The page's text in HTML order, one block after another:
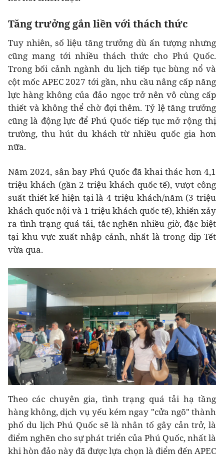
Tăng trưởng gắn liền với thách thức
Tuy nhiên, số liệu tăng trưởng dù ấn tượng nhưng
cũng mang tới nhiều thách thức cho Phú Quốc.
Trong bối cảnh ngành du lịch tiếp tục bùng nổ và
cột mốc APEC 2027 tới gần, nhu cầu nâng cấp năng
lực hàng không của đảo ngọc trở nên vô cùng cấp
thiết và không thể chờ đợi thêm. Tỷ lệ tăng trưởng
cũng là động lực để Phú Quốc tiếp tục mở rộng thị
trường, thu hút du khách từ nhiều quốc gia hơn
nữa.
Năm 2024, sân bay Phú Quốc đã khai thác hơn 4,1
triệu khách (gần 2 triệu khách quốc tế), vượt công
suất thiết kế hiện tại là 4 triệu khách/năm (3 triệu
khách quốc nội và 1 triệu khách quốc tế), khiến xảy
ra tình trạng quá tải, tắc nghẽn nhiều giờ, đặc biệt
tại khu vực xuất nhập cảnh, nhất là trong dịp Tết
vừa qua.
Theo các chuyên gia, tình trạng quá tải hạ tầng
hàng không, dịch vụ yếu kém ngay "cửa ngõ" thành
phố du lịch Phú Quốc sẽ là nhân tố gây cản trở, là
điểm nghẽn cho sự phát triển của Phú Quốc, nhất là
khi hòn đảo này đã được lựa chọn là điểm đến APEC